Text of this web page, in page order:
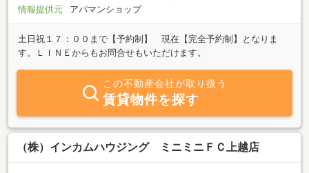
情報提供元
アパマンショップ
土日祝１７：００まで【予約制】 現在【完全予約制】となりま
す。ＬＩＮＥからもお問合せもいただけます。
この不動産会社が取り扱う
賃貸物件を探す
（株）インカムハウジング ミニミニＦＣ上越店